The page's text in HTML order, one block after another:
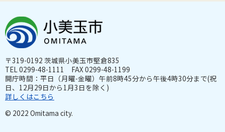
〒319-0192 茨城県小美玉市堅倉835
TEL 0299-48-1111 FAX 0299-48-1199
開庁時間：平日（月曜-金曜）午前8時45分から午後4時30分まで(祝
日、12月29日から1月3日を除く)
詳しくはこちら
© 2022 Omitama city.